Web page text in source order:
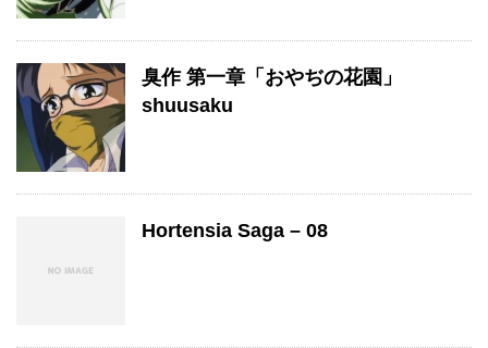
臭作 第一章「おやぢの花園」
shuusaku
Hortensia Saga – 08